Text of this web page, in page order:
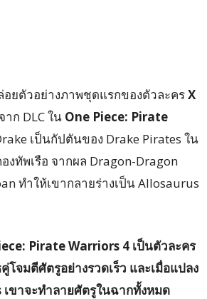
อยตัวอย่างภาพชุดแรกของตัวละครX
ก DLC ใน One Piece: Pirate
เป็นกัปตันของ Drake Pirates ใน
งทัพเรือ จากผล Dragon-Dragon
ทำให้เขากลายร่างเป็น Allosaurus
Pirate Warriors 4 เป็นตัวละคร
โจมตีศัตรูอย่างรวดเร็ว และเมื่อแปลง
เขาจะทำลายศัตรูในฉากทั้งหมด